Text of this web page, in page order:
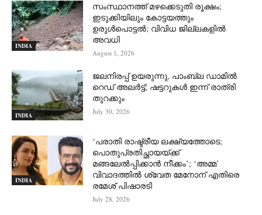
INDIA
സംസ്ഥാനത്ത് മഴക്കെടുതി രൂക്ഷം;
ഇടുക്കിയിലും കോട്ടയത്തും
ഉരുള്‍പൊട്ടല്‍; വിവിധ ജില്ലകളില്‍
അവധി
August 1, 2026
INDIA
ജലനിരപ്പ് ഉയരുന്നു, പാംബ്ല ഡാമിൽ
റെഡ് അലർട്ട്; ഷട്ടറുകൾ ഇന്ന് രാത്രി
തുറക്കും
July 30, 2026
INDIA
‘പരാതി രാഷ്ട്രീയ ലക്ഷ്യത്തോടെ;
പൊതുപ്രതിച്ഛായയ്ക്ക്
മങ്ങലേല്‍പ്പിക്കാന്‍ നീക്കം’; ‘അമ്മ’
വിവാദത്തില്‍ ശ്വേത മേനോന് എതിരെ
രമേശ് പിഷാരടി
July 28, 2026